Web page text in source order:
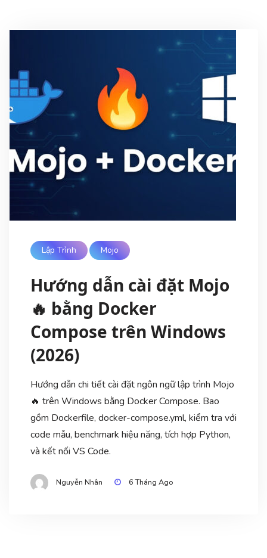
Lập Trình Mojo
Hướng dẫn cài đặt Mojo
🔥 bằng Docker
Compose trên Windows
(2026)
Hướng dẫn chi tiết cài đặt ngôn ngữ lập trình Mojo
🔥 trên Windows bằng Docker Compose. Bao
gồm Dockerfile, docker-compose.yml, kiểm tra với
code mẫu, benchmark hiệu năng, tích hợp Python,
và kết nối VS Code.
Nguyễn Nhân 6 Tháng Ago